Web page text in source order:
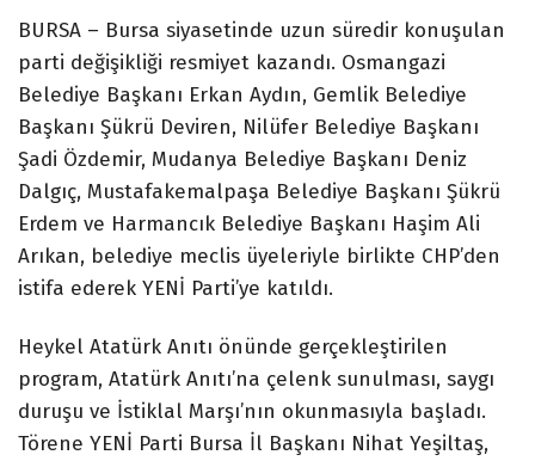
BURSA – Bursa siyasetinde uzun süredir konuşulan
parti değişikliği resmiyet kazandı. Osmangazi
Belediye Başkanı Erkan Aydın, Gemlik Belediye
Başkanı Şükrü Deviren, Nilüfer Belediye Başkanı
Şadi Özdemir, Mudanya Belediye Başkanı Deniz
Dalgıç, Mustafakemalpaşa Belediye Başkanı Şükrü
Erdem ve Harmancık Belediye Başkanı Haşim Ali
Arıkan, belediye meclis üyeleriyle birlikte CHP’den
istifa ederek YENİ Parti’ye katıldı.
Heykel Atatürk Anıtı önünde gerçekleştirilen
program, Atatürk Anıtı’na çelenk sunulması, saygı
duruşu ve İstiklal Marşı’nın okunmasıyla başladı.
Törene YENİ Parti Bursa İl Başkanı Nihat Yeşiltaş,